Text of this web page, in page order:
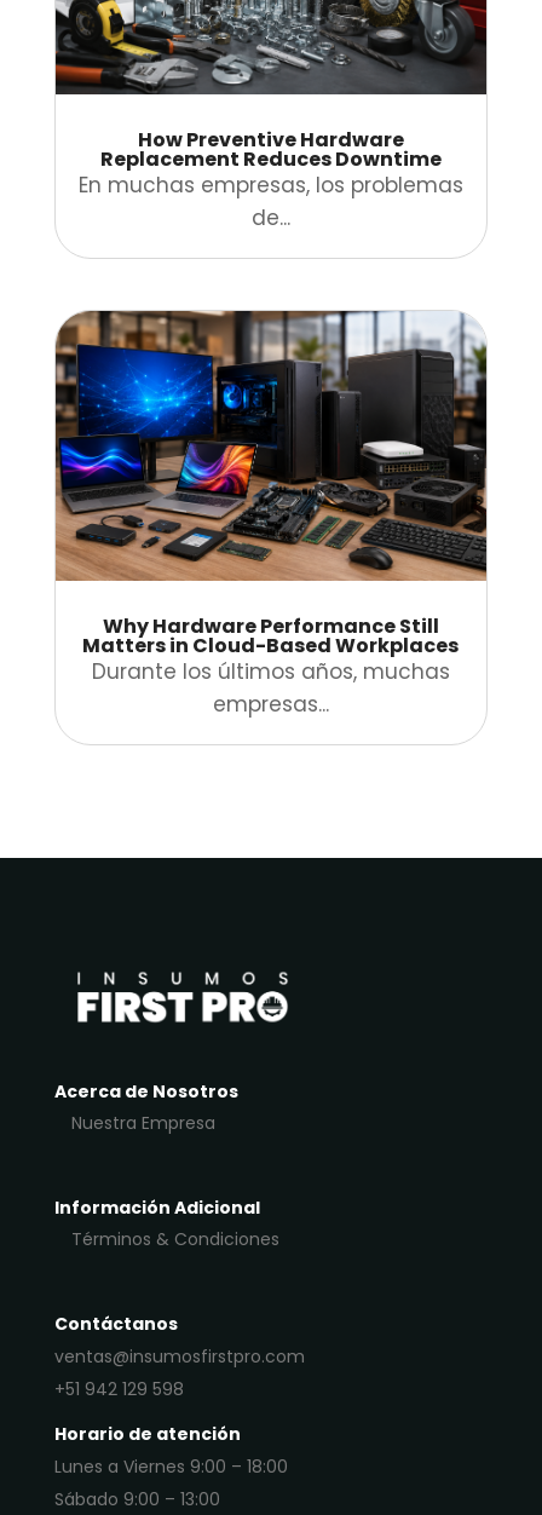
How Preventive Hardware
Replacement Reduces Downtime
En muchas empresas, los problemas
de...
Why Hardware Performance Still
Matters in Cloud-Based Workplaces
Durante los últimos años, muchas
empresas...
Acerca de Nosotros
Nuestra Empresa
Información Adicional
Términos & Condiciones
Contáctanos
ventas@insumosfirstpro.com
+51 942 129 598
Horario de atención
Lunes a Viernes 9:00 – 18:00
Sábado 9:00 – 13:00